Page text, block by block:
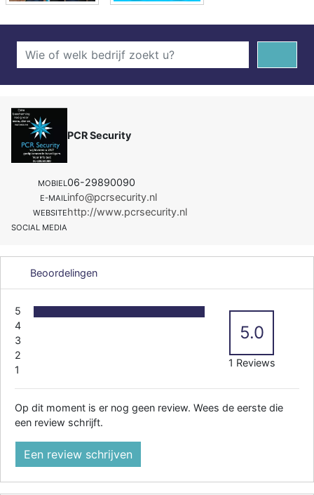
PCR Security
MOBIEL 06-29890090
E-MAIL info@pcrsecurity.nl
WEBSITEhttp://www.pcrsecurity.nl
SOCIAL MEDIA
Beoordelingen
5
4
3
2
1
5.0
1 Reviews
Op dit moment is er nog geen review. Wees de eerste die
een review schrijft.
Een review schrijven